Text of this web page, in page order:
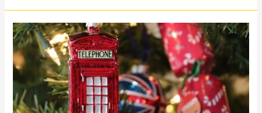
Pukovnik
Deda
Mraza